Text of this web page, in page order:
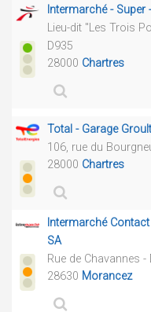
Intermarché - Super
Lieu-dit "Les Trois
D935
28000 Chartres
Total - Garage
106, rue du
28000 Chartres
Intermarché
SA
Rue de Chavannes -
28630 Morancez